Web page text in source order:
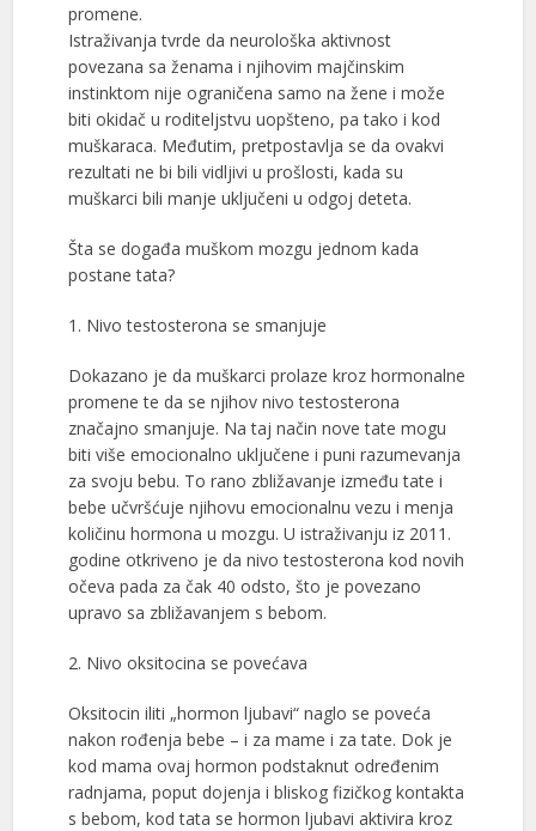
promene.
Istraživanja tvrde da neurološka aktivnost
povezana sa ženama i njihovim majčinskim
instinktom nije ograničena samo na žene i može
biti okidač u roditeljstvu uopšteno, pa tako i kod
muškaraca. Međutim, pretpostavlja se da ovakvi
rezultati ne bi bili vidljivi u prošlosti, kada su
muškarci bili manje uključeni u odgoj deteta.
Šta se događa muškom mozgu jednom kada
postane tata?
1. Nivo testosterona se smanjuje
Dokazano je da muškarci prolaze kroz hormonalne
promene te da se njihov nivo testosterona
značajno smanjuje. Na taj način nove tate mogu
biti više emocionalno uključene i puni razumevanja
za svoju bebu. To rano zbližavanje između tate i
bebe učvršćuje njihovu emocionalnu vezu i menja
količinu hormona u mozgu. U istraživanju iz 2011.
godine otkriveno je da nivo testosterona kod novih
očeva pada za čak 40 odsto, što je povezano
upravo sa zbližavanjem s bebom.
2. Nivo oksitocina se povećava
Oksitocin iliti „hormon ljubavi“ naglo se poveća
nakon rođenja bebe – i za mame i za tate. Dok je
kod mama ovaj hormon podstaknut određenim
radnjama, poput dojenja i bliskog fizičkog kontakta
s bebom, kod tata se hormon ljubavi aktivira kroz